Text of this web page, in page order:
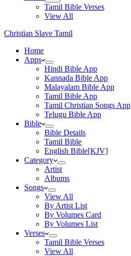
Tamil Bible Verses
View All
Christian Slave Tamil
Home
Apps
Hindi Bible App
Kannada Bible App
Malayalam Bible App
Tamil Bible App
Tamil Christian Songs App
Telugu Bible App
Bible
Bible Details
Tamil Bible
English Bible[KJV]
Category
Artist
Albums
Songs
View All
By Artist List
By Volumes Card
By Volumes List
Verses
Tamil Bible Verses
View All